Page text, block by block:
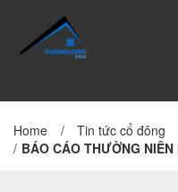
TRANG CHỦ
Home /
Tin tức cổ đông
/ BÁO CÁO THƯỜNG